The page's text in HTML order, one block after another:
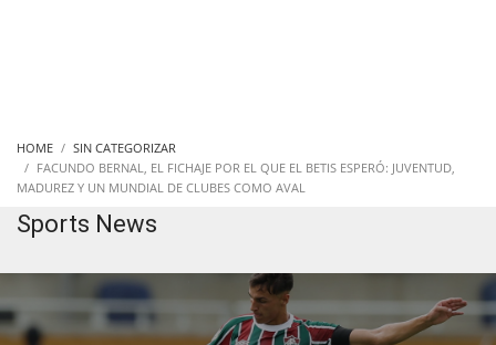
HOME
SIN CATEGORIZAR
FACUNDO BERNAL, EL FICHAJE POR EL QUE EL BETIS ESPERÓ: JUVENTUD,
MADUREZ Y UN MUNDIAL DE CLUBES COMO AVAL
Sports News